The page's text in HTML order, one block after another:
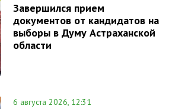
Завершился прием
документов от кандидатов на
выборы в Думу Астраханской
области
6 августа 2026, 12:31